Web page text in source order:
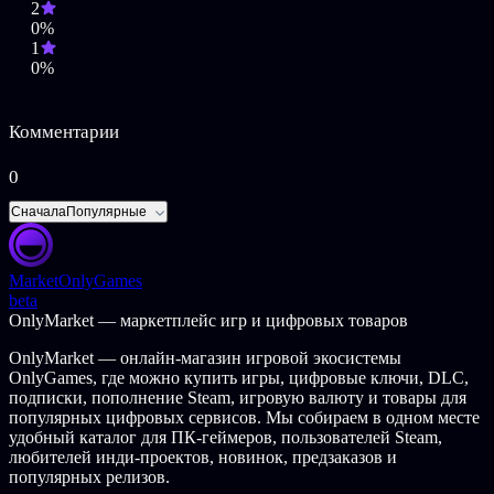
возрождение.
Передо мной — титаны из плоти и ярости, живые памятники
уничтожению. В их глазах зиждется злоба, а на уме —
суждено разрушить их власть. Я наравне с богами и
монстрами, и рука моя не дрогнет.
ОПИСАНИЕ КОНТЕНТА ДЛЯ ВЗРОСЛЫХ
Разработчики описывают контент так:
Игра основана на механике «hack and slash». Во время
сражения с монстрами вы можете отрубать им головы, руки
или ноги. После смерти труп исчезает за считанные секунды.
2
0%
1
0%
Комментарии
0
СначалаПопулярные
MarketOnlyGames
beta
OnlyMarket — маркетплейс игр и цифровых товаров
OnlyMarket — онлайн-магазин игровой экосистемы
OnlyGames, где можно купить игры, цифровые ключи, DLC,
подписки, пополнение Steam, игровую валюту и товары для
популярных цифровых сервисов. Мы собираем в одном месте
удобный каталог для ПК-геймеров, пользователей Steam,
любителей инди-проектов, новинок, предзаказов и
популярных релизов.